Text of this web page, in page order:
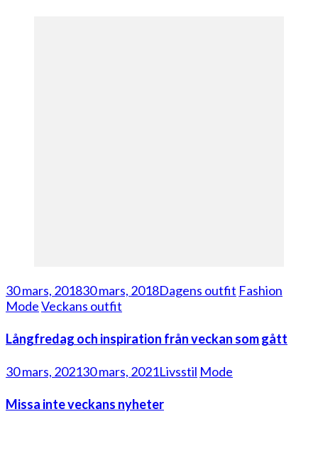
30 mars, 201830 mars, 2018Dagens outfit Fashion
ModeVeckans outfit
Långfredag och inspiration från veckan som gått
30 mars, 202130 mars, 2021Livsstil Mode
Missa inte veckans nyheter